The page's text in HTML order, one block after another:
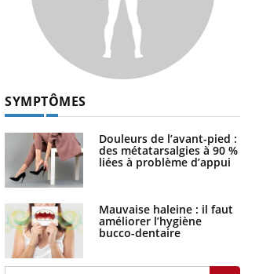
SYMPTÔMES
Douleurs de l’avant-pied :
des métatarsalgies à 90 %
liées à problème d’appui
Mauvaise haleine : il faut
améliorer l’hygiène
bucco-dentaire